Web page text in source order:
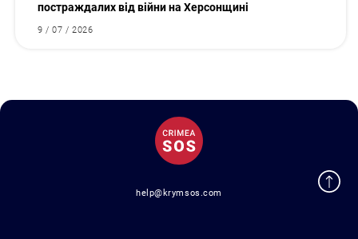
постраждалих від війни на Херсонщині
9 / 07 / 2026
help@krymsos.com